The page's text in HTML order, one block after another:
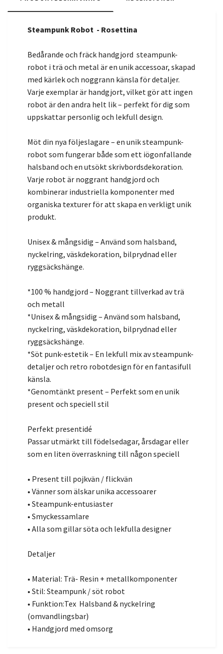
Steampunk Robot - Rosettina
Bedårande och fräck handgjord steampunk-
robot i trä och metal är en unik accessoar, skapad
med kärlek och noggrann känsla för detaljer.
Varje exemplar är handgjort, vilket gör att ingen
robot är den andra helt lik – perfekt för dig som
uppskattar personlig och lekfull design.
Möt din nya följeslagare – en unik steampunk-
robot som fungerar både som ett iögonfallande
halsband och en utsökt skrivbordsdekoration.
Varje robot är noggrant handgjord och
kombinerar industriella komponenter med
organiska texturer för att skapa en verkligt unik
produkt.
Unisex & mångsidig – Använd som halsband,
nyckelring, väskdekoration, bilprydnad eller
ryggsäckshänge.
*100 % handgjord – Noggrant tillverkad av trä
och metall
*Unisex & mångsidig – Använd som halsband,
nyckelring, väskdekoration, bilprydnad eller
ryggsäckshänge.
*Söt punk-estetik – En lekfull mix av steampunk-
detaljer och retro robotdesign för en fantasifull
känsla.
*Genomtänkt present – Perfekt som en unik
present och speciell stil
Perfekt presentidé
Passar utmärkt till födelsedagar, årsdagar eller
som en liten överraskning till någon speciell
• Present till pojkvän / flickvän
• Vänner som älskar unika accessoarer
• Steampunk-entusiaster
• Smyckessamlare
• Alla som gillar söta och lekfulla designer
Detaljer
• Material: Trä- Resin + metallkomponenter
• Stil: Steampunk / söt robot
• Funktion:Tex Halsband & nyckelring
(omvandlingsbar)
• Handgjord med omsorg